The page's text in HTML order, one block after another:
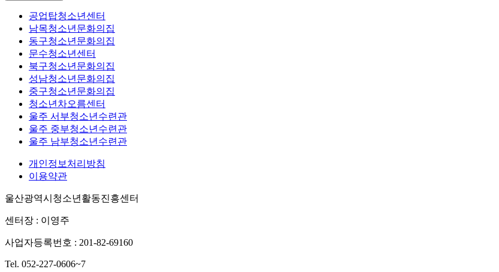
공업탑청소년센터
남목청소년문화의집
동구청소년문화의집
문수청소년센터
북구청소년문화의집
성남청소년문화의집
중구청소년문화의집
청소년차오름센터
울주 서부청소년수련관
울주 중부청소년수련관
울주 남부청소년수련관
개인정보처리방침
이용약관
울산광역시청소년활동진흥센터
센터장 : 이영주
사업자등록번호 : 201-82-69160
Tel. 052-227-0606~7